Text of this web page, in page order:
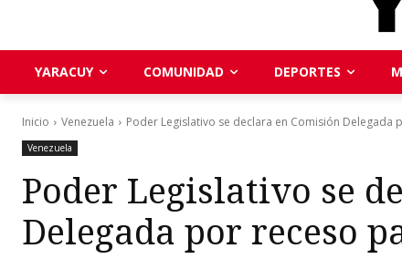
YARACUY COMUNIDAD DEPORTES
Inicio Venezuela Poder Legislativo se declara en Comisión Delegada
Venezuela
Poder Legislativo se
Delegada por receso